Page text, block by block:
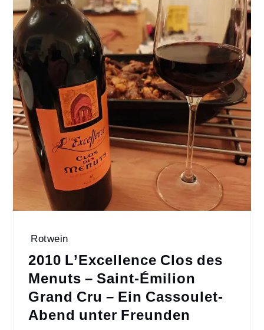
Rotwein
2010 L’Excellence Clos des
Menuts – Saint-Émilion
Grand Cru – Ein Cassoulet-
Abend unter Freunden